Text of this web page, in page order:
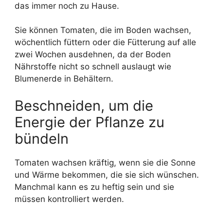
das immer noch zu Hause.
Sie können Tomaten, die im Boden wachsen,
wöchentlich füttern oder die Fütterung auf alle
zwei Wochen ausdehnen, da der Boden
Nährstoffe nicht so schnell auslaugt wie
Blumenerde in Behältern.
Beschneiden, um die
Energie der Pflanze zu
bündeln
Tomaten wachsen kräftig, wenn sie die Sonne
und Wärme bekommen, die sie sich wünschen.
Manchmal kann es zu heftig sein und sie
müssen kontrolliert werden.